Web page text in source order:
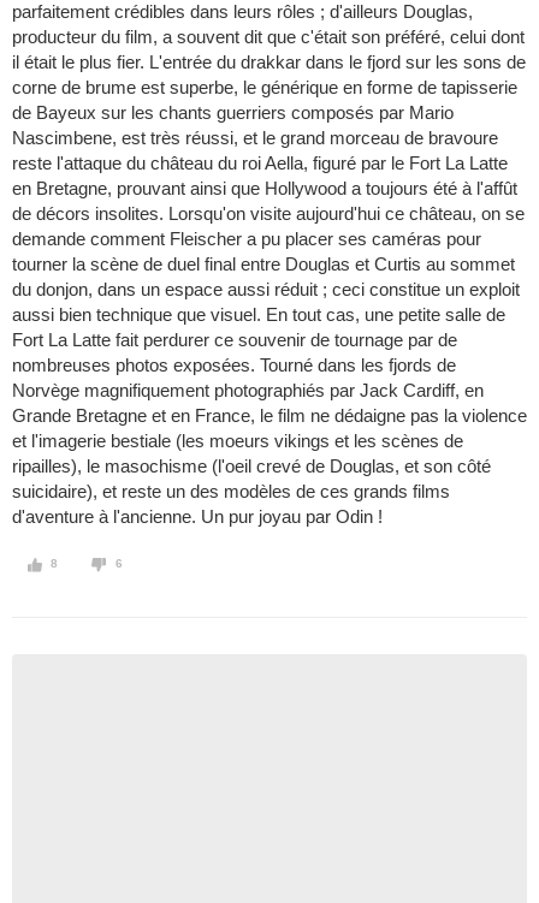
parfaitement crédibles dans leurs rôles ; d'ailleurs Douglas,
producteur du film, a souvent dit que c'était son préféré, celui dont
il était le plus fier. L'entrée du drakkar dans le fjord sur les sons de
corne de brume est superbe, le générique en forme de tapisserie
de Bayeux sur les chants guerriers composés par Mario
Nascimbene, est très réussi, et le grand morceau de bravoure
reste l'attaque du château du roi Aella, figuré par le Fort La Latte
en Bretagne, prouvant ainsi que Hollywood a toujours été à l'affût
de décors insolites. Lorsqu'on visite aujourd'hui ce château, on se
demande comment Fleischer a pu placer ses caméras pour
tourner la scène de duel final entre Douglas et Curtis au sommet
du donjon, dans un espace aussi réduit ; ceci constitue un exploit
aussi bien technique que visuel. En tout cas, une petite salle de
Fort La Latte fait perdurer ce souvenir de tournage par de
nombreuses photos exposées. Tourné dans les fjords de
Norvège magnifiquement photographiés par Jack Cardiff, en
Grande Bretagne et en France, le film ne dédaigne pas la violence
et l'imagerie bestiale (les moeurs vikings et les scènes de
ripailles), le masochisme (l'oeil crevé de Douglas, et son côté
suicidaire), et reste un des modèles de ces grands films
d'aventure à l'ancienne. Un pur joyau par Odin !
8 6